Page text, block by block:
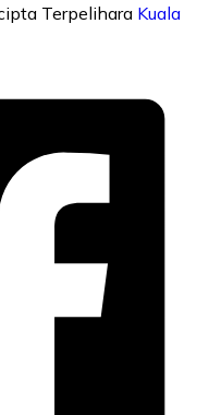
Terpelihara Kuala